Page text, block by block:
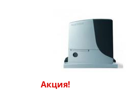
Акция!